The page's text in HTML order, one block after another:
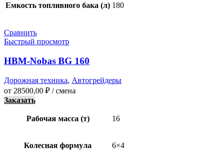
Емкость топливного бака (л) 180
Сравнить
Быстрый просмотр
HBM-Nobas BG 160
Дорожная техника, Автогрейдеры
от 28500,00 ₽ / смена
Заказать
Рабочая масса (т) 16
Колесная формула 6×4